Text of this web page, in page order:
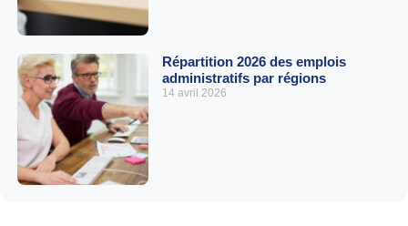
Répartition 2026 des emplois
administratifs par régions
14 avril 2026